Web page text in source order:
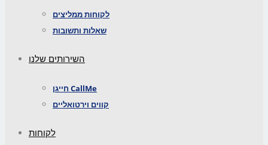
לקוחות ממליצים
שאלות ותשובות
השירותים שלנו
חייגן CallMe
קווים וירטואליים
לקוחות